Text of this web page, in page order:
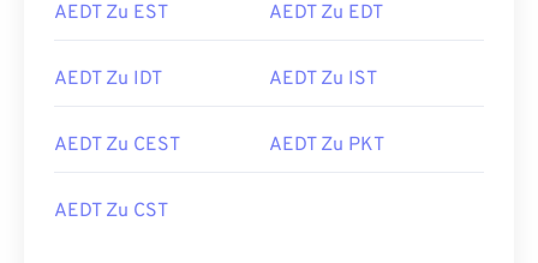
AEDT Zu EST AEDT Zu EDT
AEDT Zu IDT AEDT Zu IST
AEDT Zu CEST AEDT Zu PKT
AEDT Zu CST